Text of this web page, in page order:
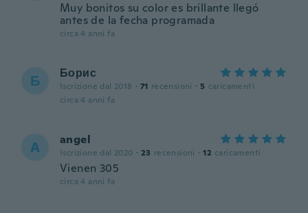
Muy bonitos su color es brillante llegó
antes de la fecha programada
circa 4 anni fa
Б Борис
Iscrizione dal 2018 · 71 recensioni · 5 caricamenti
circa 4 anni fa
A angel
Iscrizione dal 2020 · 23 recensioni · 12 caricamenti
Vienen 305
circa 4 anni fa